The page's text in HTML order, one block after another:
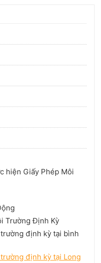
hiện Giấy Phép Môi
Trường Định Kỳ
định kỳ tại bình
định kỳ tại Long